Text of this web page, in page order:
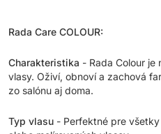
Rada Care COLOUR:
Charakteristika - Rada Colour je
vlasy. Oživí, obnoví a zachová
zo salónu aj doma.
Typ vlasu - Perfektné pre